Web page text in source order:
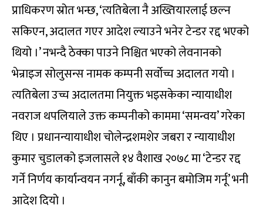
प्राधिकरण स्रोत भन्छ, ‘त्यतिबेला नै अख्तियारलाई छल्न
सकिएन, अदालत गएर आदेश ल्याउने भनेर टेन्डर रद्द भएको
थियो ।’ नभन्दै ठेक्का पाउने निश्चित भएको लेवनानको
भेन्राइज सोलुसन्स नामक कम्पनी सर्वोच्च अदालत गयो ।
त्यतिबेला उच्च अदालतमा नियुक्त भइसकेका न्यायाधीश
नवराज थपलियाले उक्त कम्पनीको काममा ‘समन्वय’ गरेका
थिए । प्रधानन्यायाधीश चोलेन्द्रशमशेर जबरा र न्यायाधीश
कुमार चुडालको इजलासले १४ वैशाख २०७८ मा ‘टेन्डर रद्द
गर्ने निर्णय कार्यान्वयन नगर्नू, बाँकी कानुन बमोजिम गर्नू’ भनी
आदेश दियो ।